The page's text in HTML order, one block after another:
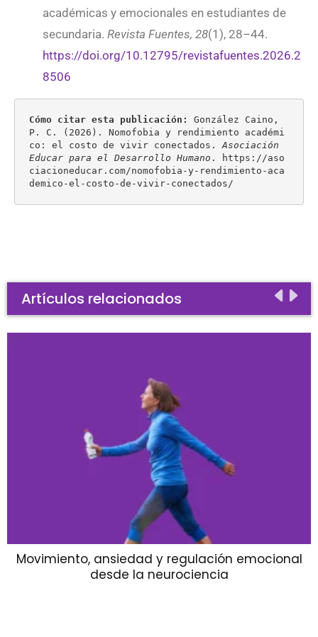
académicas y emocionales en estudiantes de
secundaria. Revista Fuentes, 28(1), 28–44.
https://doi.org/10.12795/revistafuentes.2026.2
8506
Cómo citar esta publicación:
González Caino,
P. C. (2026). Nomofobia y rendimiento académi
co: el costo de vivir conectados. Asociación
Educar para el Desarrollo Humano . https://aso
ciacioneducar.com/nomofobia-y-rendimiento-aca
demico-el-costo-de-vivir-conectados/
Artículos relacionados
Movimiento, ansiedad y regulación emocional
desde la neurociencia